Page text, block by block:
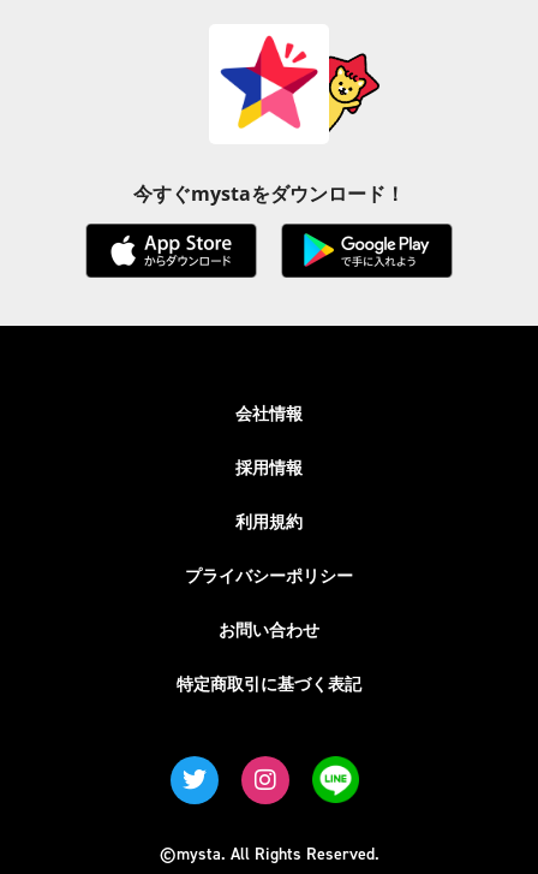
今すぐmystaをダウンロード！
会社情報
採用情報
利用規約
プライバシーポリシー
お問い合わせ
特定商取引に基づく表記
©mysta. All Rights Reserved.